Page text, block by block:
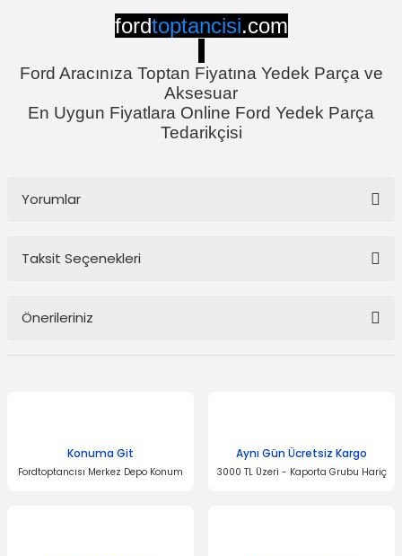
fordtoptancisi.com
Ford Aracınıza Toptan Fiyatına Yedek Parça ve
Aksesuar
En Uygun Fiyatlara Online Ford Yedek Parça
Tedarikçisi
Yorumlar
Taksit Seçenekleri
Önerileriniz
Ürün resmi kalitesiz, bozuk veya görüntülenemiyor.
Konuma Git
Fordtoptancısı Merkez Depo Konum
Aynı Gün Ücretsiz Kargo
3000 TL Üzeri - Kaporta Grubu Hariç